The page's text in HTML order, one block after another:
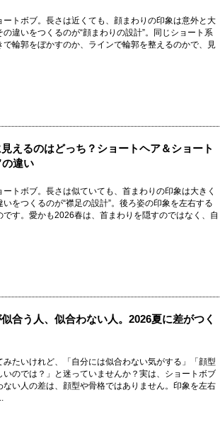
ートボブ。長さは近くても、顔まわりの印象は意外と大
違いをつくるのが“顔まわりの設計”。同じショート系
で輪郭をぼかすのか、ラインで輪郭を整えるのかで、見
えるのはどっち？ショートヘア＆ショート
違い
ートボブ。長さは似ていても、首まわりの印象は大きく
をつくるのが“襟足の設計”。後ろ姿の印象を左右する
です。愛かも2026春は、首まわりを隠すのではなく、自
合う人、似合わない人。2026夏に差がつく
みたいけれど、「自分には似合わない気がする」「顔型
いのでは？」と迷っていませんか？実は、ショートボブ
ない人の差は、顔型や骨格ではありません。印象を左右